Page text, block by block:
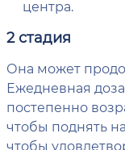
центра.
2 стадия
Она может
Ежедневная
постепенно
чтобы поднять
чтобы